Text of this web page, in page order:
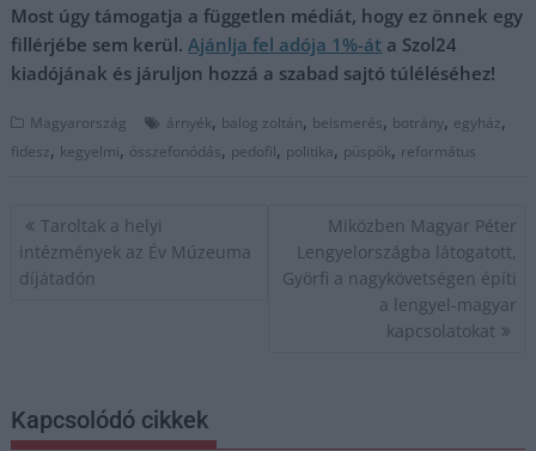
Most úgy támogatja a független médiát, hogy ez önnek egy
fillérjébe sem kerül.Ajánlja fel adója 1%-át a Szol24
kiadójának és járuljon hozzá a szabad sajtó túléléséhez!
Magyarország árnyék, balog zoltán, beismerés, botrány, egyház,
fidesz, kegyelmi, összefonódás, pedofil, politika, püspök, református
Bejegyzés
navigáció
Taroltak a helyi
intézmények az Év Múzeuma
díjátadón
Miközben Magyar Péter
Lengyelországba látogatott,
Györfi a nagykövetségen építi
a lengyel-magyar
kapcsolatokat
Kapcsolódó cikkek